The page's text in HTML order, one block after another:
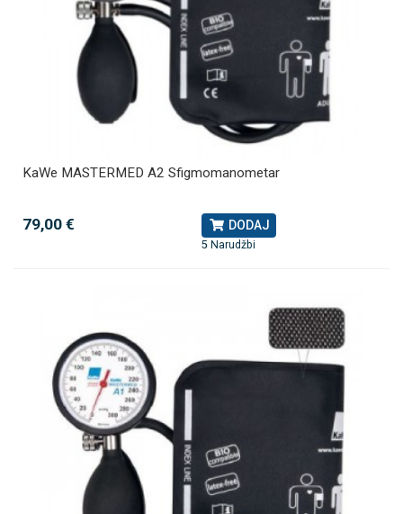
KaWe MASTERMED A2 Sfigmomanometar
79,00 € DODAJ
5 Narudžbi